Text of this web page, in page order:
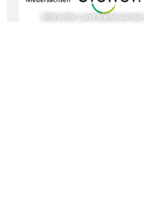
Bildrechte: Land Niedersachsen